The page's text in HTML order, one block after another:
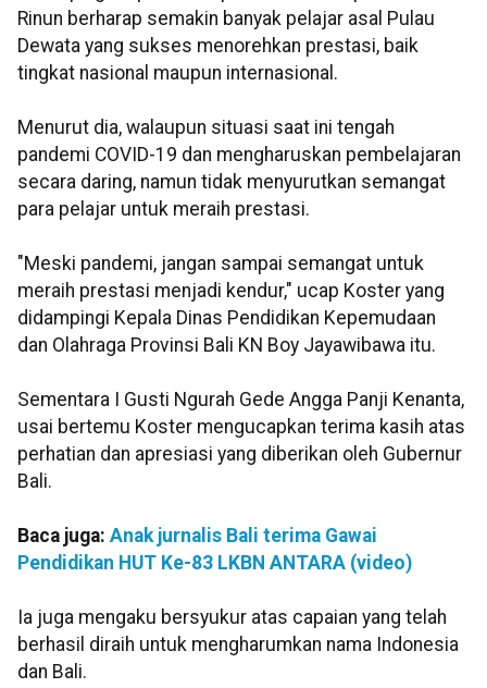
Rinun berharap semakin banyak pelajar asal Pulau
Dewata yang sukses menorehkan prestasi, baik
tingkat nasional maupun internasional.
Menurut dia, walaupun situasi saat ini tengah
pandemi COVID-19 dan mengharuskan pembelajaran
secara daring, namun tidak menyurutkan semangat
para pelajar untuk meraih prestasi.
"Meski pandemi, jangan sampai semangat untuk
meraih prestasi menjadi kendur," ucap Koster yang
didampingi Kepala Dinas Pendidikan Kepemudaan
dan Olahraga Provinsi Bali KN Boy Jayawibawa itu.
Sementara I Gusti Ngurah Gede Angga Panji Kenanta,
usai bertemu Koster mengucapkan terima kasih atas
perhatian dan apresiasi yang diberikan oleh Gubernur
Bali.
Baca juga: Anak jurnalis Bali terima Gawai
Pendidikan HUT Ke-83 LKBN ANTARA (video)
Ia juga mengaku bersyukur atas capaian yang telah
berhasil diraih untuk mengharumkan nama Indonesia
dan Bali.